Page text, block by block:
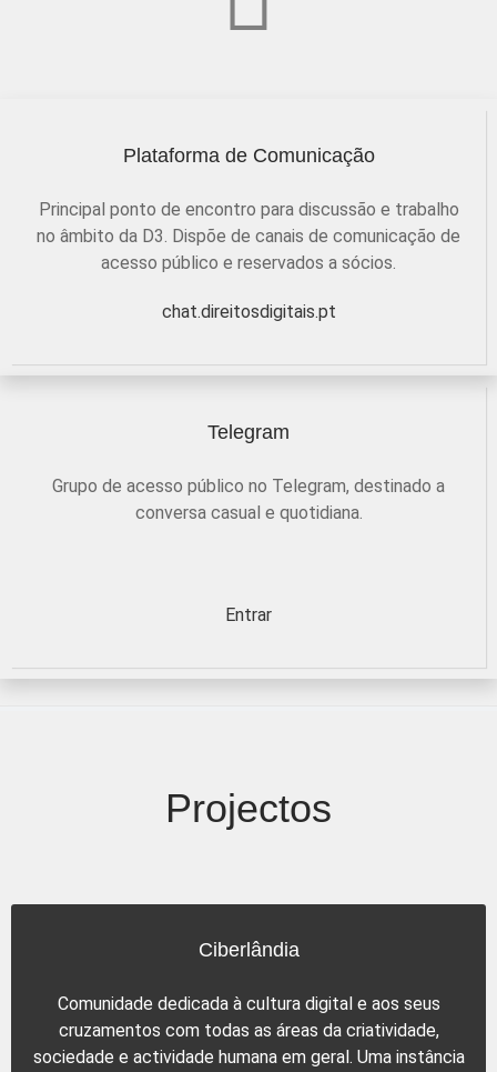
Plataforma de Comunicação
Principal ponto de encontro para discussão e trabalho
no âmbito da D3. Dispõe de canais de comunicação de
acesso público e reservados a sócios.
chat.direitosdigitais.pt
Telegram
Grupo de acesso público no Telegram, destinado a
conversa casual e quotidiana.
Entrar
Projectos
Ciberlândia
Comunidade dedicada à cultura digital e aos seus
cruzamentos com todas as áreas da criatividade,
sociedade e actividade humana em geral. Uma instância